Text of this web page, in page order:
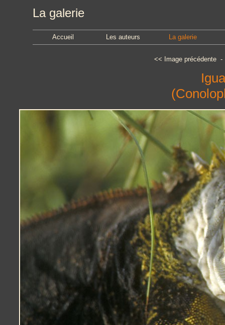
La galerie
Accueil Les auteurs La galerie
<< Image précédente